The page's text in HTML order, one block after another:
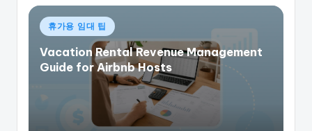
게
시
됨
휴가용 임대 팁
Vacation Rental Revenue Management
Guide for Airbnb Hosts